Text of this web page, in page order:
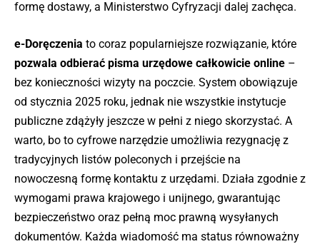
formę dostawy, a Ministerstwo Cyfryzacji dalej zachęca.
e-Doręczenia to coraz popularniejsze rozwiązanie, które
pozwala odbierać pisma urzędowe całkowicie online –
bez konieczności wizyty na poczcie. System obowiązuje
od stycznia 2025 roku, jednak nie wszystkie instytucje
publiczne zdążyły jeszcze w pełni z niego skorzystać. A
warto, bo to cyfrowe narzędzie umożliwia rezygnację z
tradycyjnych listów poleconych i przejście na
nowoczesną formę kontaktu z urzędami. Działa zgodnie z
wymogami prawa krajowego i unijnego, gwarantując
bezpieczeństwo oraz pełną moc prawną wysyłanych
dokumentów. Każda wiadomość ma status równoważny